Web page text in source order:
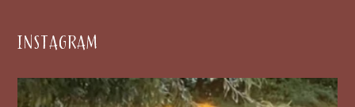
INSTAGRAM